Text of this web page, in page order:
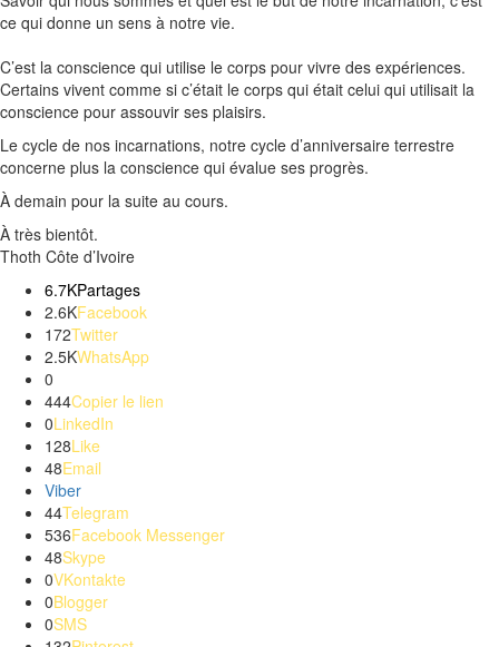
ce qui donne un sens à notre vie.
C’est la conscience qui utilise le corps pour vivre des expériences.
Certains vivent comme si c’était le corps qui était celui qui utilisait la
conscience pour assouvir ses plaisirs.
Le cycle de nos incarnations, notre cycle d’anniversaire terrestre
concerne plus la conscience qui évalue ses progrès.
À demain pour la suite au cours.
À très bientôt.
Thoth Côte d’Ivoire
6.7KPartages
2.6KFacebook
172Twitter
2.5KWhatsApp
0
444Copier le lien
0LinkedIn
128Like
48Email
Viber
44Telegram
536Facebook Messenger
48Skype
0VKontakte
0Blogger
0SMS